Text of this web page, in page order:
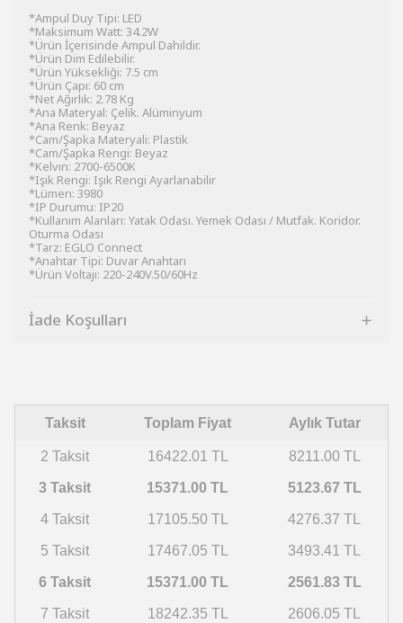
*Ampul Duy Tipi: LED
*Maksimum Watt: 34.2W
*Ürün İçerisinde Ampul Dahildir.
*Ürün Dim Edilebilir.
*Ürün Yüksekliği: 7.5 cm
*Ürün Çapı: 60 cm
*Net Ağırlık: 2.78 Kg
*Ana Materyal: Çelik. Alüminyum
*Ana Renk: Beyaz
*Cam/Şapka Materyali: Plastik
*Cam/Şapka Rengi: Beyaz
*Kelvın: 2700-6500K
*Işık Rengi: Işık Rengi Ayarlanabilir
*Lümen: 3980
*IP Durumu: IP20
*Kullanım Alanları: Yatak Odası. Yemek Odası / Mutfak. Koridor.
Oturma Odası
*Tarz: EGLO Connect
*Anahtar Tipi: Duvar Anahtarı
*Ürün Voltajı: 220-240V.50/60Hz
İade Koşulları
Taksit Toplam Fiyat Aylık Tutar
2 Taksit 16422.01 TL 8211.00 TL
3 Taksit 15371.00 TL 5123.67 TL
4 Taksit 17105.50 TL 4276.37 TL
5 Taksit 17467.05 TL 3493.41 TL
6 Taksit 15371.00 TL 2561.83 TL
7 Taksit 18242.35 TL 2606.05 TL